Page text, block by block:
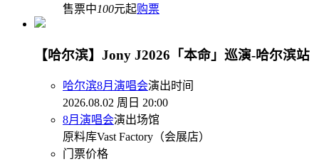
售票中100元起购票
【哈尔滨】Jony J2026「本命」巡演-哈尔滨站
哈尔滨8月演唱会演出时间
2026.08.02 周日 20:00
8月演唱会演出场馆
原料库Vast Factory（会展店）
门票价格